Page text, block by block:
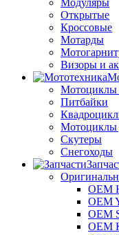
Открытые
Кроссовые
Мотарды
Визоры и
Мотоциклы
Питбайки
Мотоциклы
Скутеры
Снегоходы
OEM
OEM
OEM
OEM